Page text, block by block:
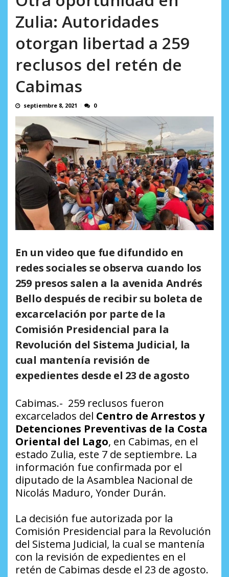
Zulia: Autoridades
otorgan libertad a 259
reclusos del retén de
Cabimas
septiembre 8, 2021 0
En un video que fue difundido en
redes sociales se observa cuando los
259 presos salen a la avenida Andrés
Bello después de recibir su boleta de
excarcelación por parte de la
Comisión Presidencial para la
Revolución del Sistema Judicial, la
cual mantenía revisión de
expedientes desde el 23 de agosto
Cabimas.- 259 reclusos fueron
excarcelados del Centro de Arrestos y
Detenciones Preventivas de la Costa
Oriental del Lago, en Cabimas, en el
estado Zulia, este 7 de septiembre. La
información fue confirmada por el
diputado de la Asamblea Nacional de
Nicolás Maduro, Yonder Durán.
La decisión fue autorizada por la
Comisión Presidencial para la Revolución
del Sistema Judicial, la cual se mantenía
con la revisión de expedientes en el
retén de Cabimas desde el 23 de agosto.